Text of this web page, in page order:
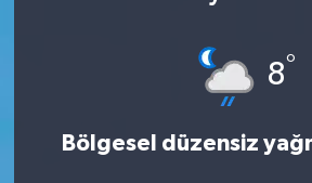
8°
Bölgesel düzensiz